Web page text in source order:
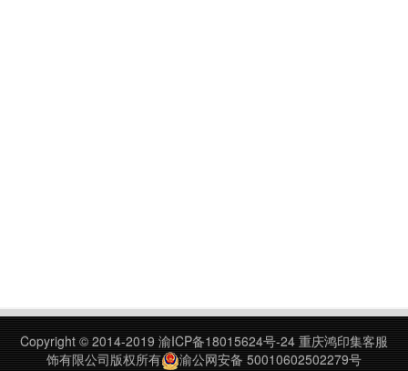
Copyright © 2014-2019 渝ICP备18015624号-24 重庆鸿印集客服
饰有限公司版权所有
渝公网安备 50010602502279号